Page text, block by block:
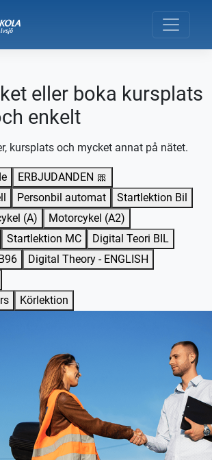
eller boka kursplats
enkelt
kursplats och mycket annat på nätet.
ERBJUDANDEN 🎀
Personbil automat
Startlektion Bil
(A)
Motorcykel (A2)
Startlektion MC
Digital Teori BIL
Digital Theory - ENGLISH
Körlektion